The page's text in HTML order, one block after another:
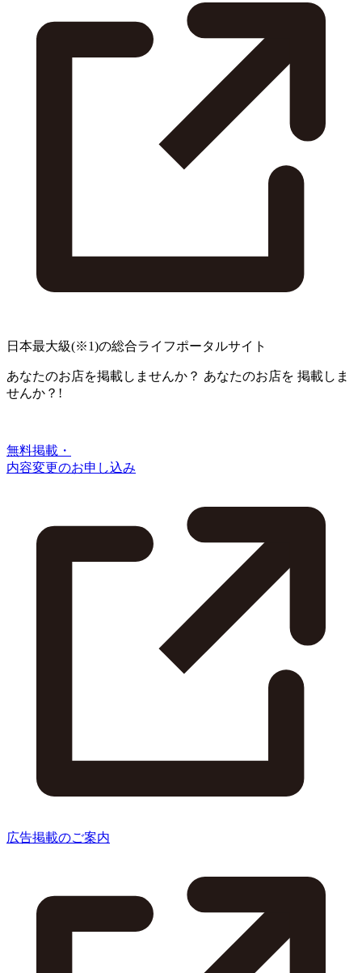
日本最大級(※1)の総合ライフポータルサイト
あなたのお店を掲載しませんか？ あなたのお店を 掲載しま
せんか？!
無料掲載・
内容変更のお申し込み
広告掲載のご案内